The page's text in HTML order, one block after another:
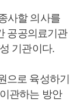
사할 의사를
공공의료기관
기관이다.
으로 육성하기
관하는 방안